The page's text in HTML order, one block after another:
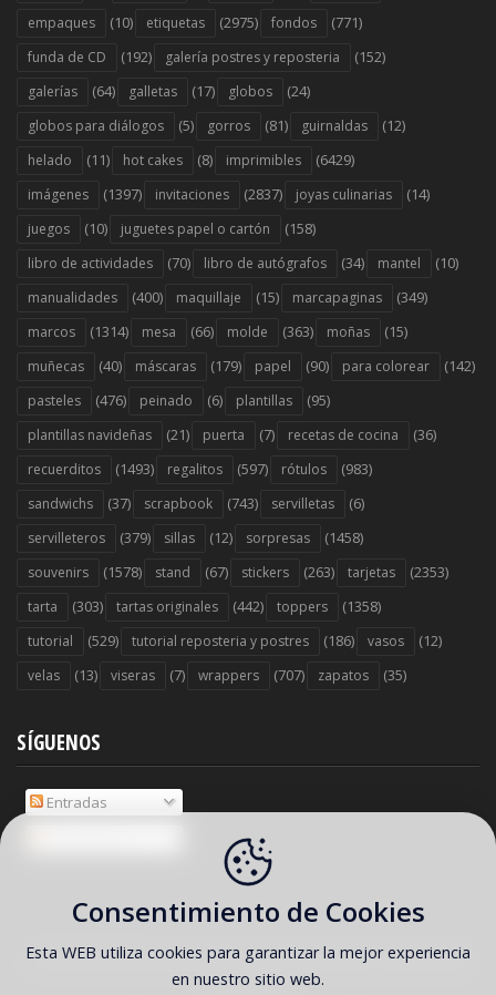
empaques (10) etiquetas (2975) fondos (771)
funda de CD (192) galería postres y reposteria (152)
galerías (64) galletas (17) globos (24)
globos para diálogos (5) gorros (81) guirnaldas (12)
helado (11) hot cakes (8) imprimibles (6429)
imágenes (1397) invitaciones (2837) joyas culinarias (14)
juegos (10) juguetes papel o cartón (158)
libro de actividades (70) libro de autógrafos (34) mantel (10)
manualidades (400) maquillaje (15) marcapaginas (349)
marcos (1314) mesa (66) molde (363) moñas (15)
muñecas (40) máscaras (179) papel (90) para colorear (142)
pasteles (476) peinado (6) plantillas (95)
plantillas navideñas (21) puerta (7) recetas de cocina (36)
recuerditos (1493) regalitos (597) rótulos (983)
sandwichs (37) scrapbook (743) servilletas (6)
servilleteros (379) sillas (12) sorpresas (1458)
souvenirs (1578) stand (67) stickers (263) tarjetas (2353)
tarta (303) tartas originales (442) toppers (1358)
tutorial (529) tutorial reposteria y postres (186) vasos (12)
velas (13) viseras (7) wrappers (707) zapatos (35)
SÍGUENOS
Entradas
COPYRIGHT ©2026 Ideas y material gratis para fiestas y celebraciones
Oh My Fiesta!
Consentimiento de Cookies
Esta WEB utiliza cookies para garantizar la mejor experiencia
en nuestro sitio web.